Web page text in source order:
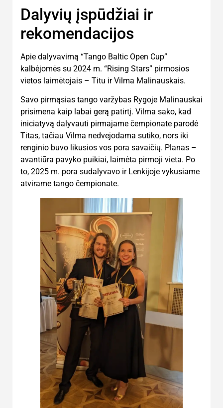
Dalyvių įspūdžiai ir
rekomendacijos
Apie dalyvavimą “Tango Baltic Open Cup”
kalbėjomės su 2024 m. “Rising Stars” pirmosios
vietos laimėtojais – Titu ir Vilma Malinauskais.
Savo pirmąsias tango varžybas Rygoje Malinauskai
prisimena kaip labai gerą patirtį. Vilma sako, kad
iniciatyvą dalyvauti pirmajame čempionate parodė
Titas, tačiau Vilma nedvejodama sutiko, nors iki
renginio buvo likusios vos pora savaičių. Planas –
avantiūra pavyko puikiai, laimėta pirmoji vieta. Po
to, 2025 m. pora sudalyvavo ir Lenkijoje vykusiame
atvirame tango čempionate.